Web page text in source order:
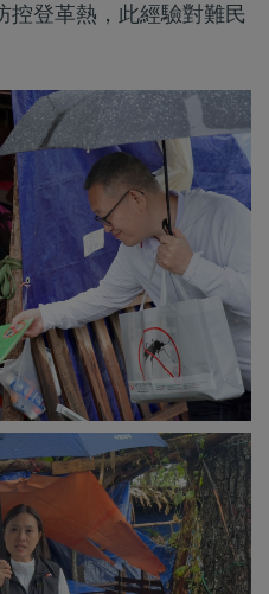
控登革熱，此經驗對難民